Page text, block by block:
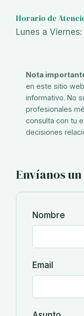
Horario de
Lunes a
Nota
en este sitio
informativo. No
profesionales
consulta con tu
decisiones
Envíanos
Nombre
Email